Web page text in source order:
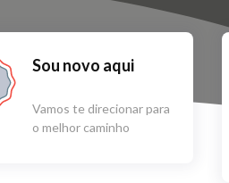
Sou novo aqui
Vamos te direcionar para
o melhor caminho